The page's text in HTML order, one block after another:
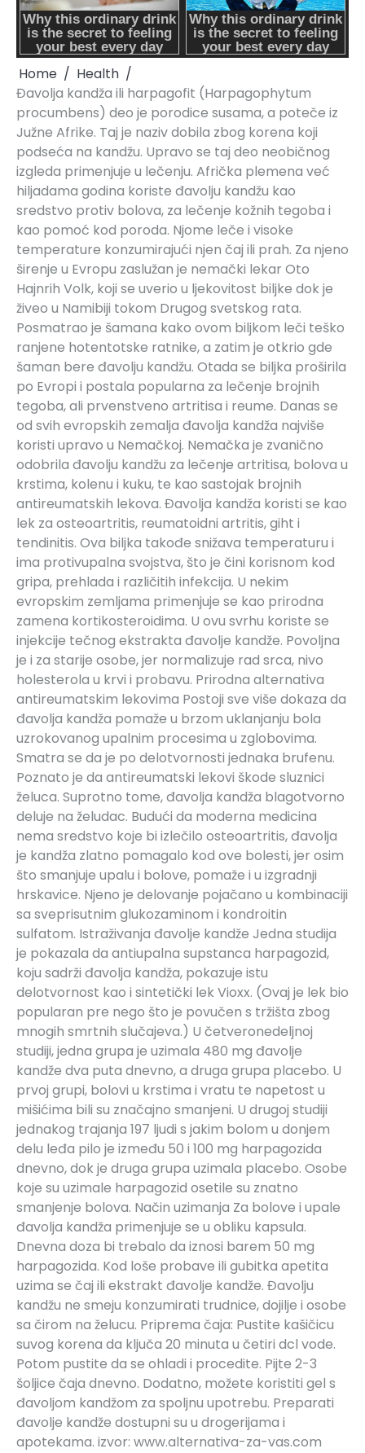
Home
Health
Đavolja kandža ili harpagofit (Harpagophytum
procumbens) deo je porodice susama, a poteče iz
Južne Afrike. Taj je naziv dobila zbog korena koji
podseća na kandžu. Upravo se taj deo neobičnog
izgleda primenjuje u lečenju. Afrička plemena već
hiljadama godina koriste đavolju kandžu kao
sredstvo protiv bolova, za lečenje kožnih tegoba i
kao pomoć kod poroda. Njome leče i visoke
temperature konzumirajući njen čaj ili prah. Za njeno
širenje u Evropu zaslužan je nemački lekar Oto
Hajnrih Volk, koji se uverio u ljekovitost biljke dok je
živeo u Namibiji tokom Drugog svetskog rata.
Posmatrao je šamana kako ovom biljkom leči teško
ranjene hotentotske ratnike, a zatim je otkrio gde
šaman bere đavolju kandžu. Otada se biljka proširila
po Evropi i postala popularna za lečenje brojnih
tegoba, ali prvenstveno artritisa i reume. Danas se
od svih evropskih zemalja đavolja kandža najviše
koristi upravo u Nemačkoj. Nemačka je zvanično
odobrila đavolju kandžu za lečenje artritisa, bolova u
krstima, kolenu i kuku, te kao sastojak brojnih
antireumatskih lekova. Đavolja kandža koristi se kao
lek za osteoartritis, reumatoidni artritis, giht i
tendinitis. Ova biljka takođe snižava temperaturu i
ima protivupalna svojstva, što je čini korisnom kod
gripa, prehlada i različitih infekcija. U nekim
evropskim zemljama primenjuje se kao prirodna
zamena kortikosteroidima. U ovu svrhu koriste se
injekcije tečnog ekstrakta đavolje kandže. Povoljna
je i za starije osobe, jer normalizuje rad srca, nivo
holesterola u krvi i probavu. Prirodna alternativa
antireumatskim lekovima Postoji sve više dokaza da
đavolja kandža pomaže u brzom uklanjanju bola
uzrokovanog upalnim procesima u zglobovima.
Smatra se da je po delotvornosti jednaka brufenu.
Poznato je da antireumatski lekovi škode sluznici
želuca. Suprotno tome, đavolja kandža blagotvorno
deluje na želudac. Budući da moderna medicina
nema sredstvo koje bi izlečilo osteoartritis, đavolja
je kandža zlatno pomagalo kod ove bolesti, jer osim
što smanjuje upalu i bolove, pomaže i u izgradnji
hrskavice. Njeno je delovanje pojačano u kombinaciji
sa sveprisutnim glukozaminom i kondroitin
sulfatom. Istraživanja đavolje kandže Jedna studija
je pokazala da antiupalna supstanca harpagozid,
koju sadrži đavolja kandža, pokazuje istu
delotvornost kao i sintetički lek Vioxx. (Ovaj je lek bio
popularan pre nego što je povučen s tržišta zbog
mnogih smrtnih slučajeva.) U četveronedeljnoj
studiji, jedna grupa je uzimala 480 mg đavolje
kandže dva puta dnevno, a druga grupa placebo. U
prvoj grupi, bolovi u krstima i vratu te napetost u
mišićima bili su značajno smanjeni. U drugoj studiji
jednakog trajanja 197 ljudi s jakim bolom u donjem
delu leđa pilo je između 50 i 100 mg harpagozida
dnevno, dok je druga grupa uzimala placebo. Osobe
koje su uzimale harpagozid osetile su znatno
smanjenje bolova. Način uzimanja Za bolove i upale
đavolja kandža primenjuje se u obliku kapsula.
Dnevna doza bi trebalo da iznosi barem 50 mg
harpagozida. Kod loše probave ili gubitka apetita
uzima se čaj ili ekstrakt đavolje kandže. Đavolju
kandžu ne smeju konzumirati trudnice, dojilje i osobe
sa čirom na želucu. Priprema čaja: Pustite kašičicu
suvog korena da ključa 20 minuta u četiri dcl vode.
Potom pustite da se ohladi i procedite. Pijte 2-3
šoljice čaja dnevno. Dodatno, možete koristiti gel s
đavoljom kandžom za spoljnu upotrebu. Preparati
đavolje kandže dostupni su u drogerijama i
apotekama. izvor: www.alternativa-za-vas.com